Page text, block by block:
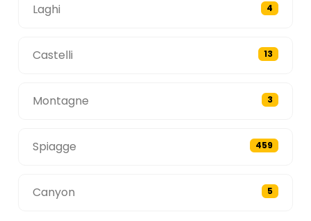
Laghi 4
Castelli 13
Montagne 3
Spiagge 459
Canyon 5